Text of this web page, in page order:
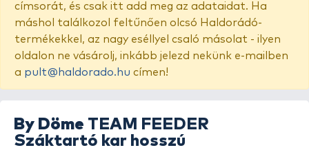
címsorát, és csak itt add meg az adataidat. Ha
máshol találkozol feltűnően olcsó Haldorádó-
termékekkel, az nagy eséllyel csaló másolat - ilyen
oldalon ne vásárolj, inkább jelezd nekünk e-mailben
a pult@haldorado.hu címen!
By Döme TEAM FEEDER
Száktartó kar hosszú